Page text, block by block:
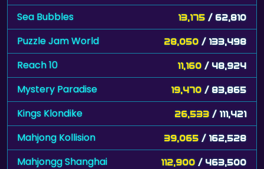
Sea Bubbles 13,175 / 62,810
Puzzle Jam World 28,050 / 133,498
Reach 10 11,160 / 48,924
Mystery Paradise 19,470 / 83,865
Kings Klondike 26,533 / 111,421
Mahjong Kollision 39,065 / 162,528
Mahjongg Shanghai 112,900 / 463,500